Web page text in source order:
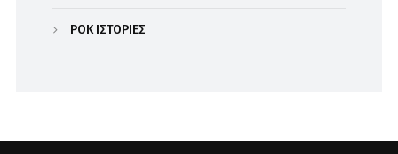
ΡΟΚ ΙΣΤΟΡΙΕΣ